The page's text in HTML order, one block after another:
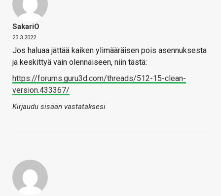
SakariO
23.3.2022
Jos haluaa jättää kaiken ylimääräisen pois asennuksesta
ja keskittyä vain olennaiseen, niin tästä:
https://forums.guru3d.com/threads/512-15-clean-
version.433367/
Kirjaudu sisään vastataksesi